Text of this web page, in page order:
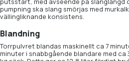
pumpning ska slang smörjas med
vällingliknande konsistens.
Blandning
Torrpulvret blandas maskinellt ca 7
minuter i snabbgående blandare med ca